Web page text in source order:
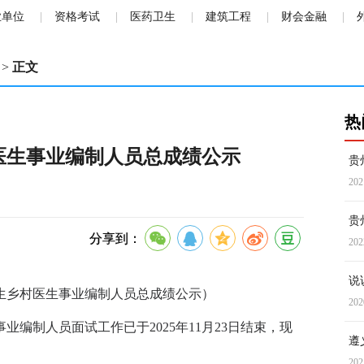
位 资格考试 医药卫生 建筑工程 财会金融
> 正文
事业编制人员总成绩公示
分享到：
村医生事业编制人员总成绩公示）
编制人员面试工作已于2025年11月23日结束，现
热
贵
贵
说
遵